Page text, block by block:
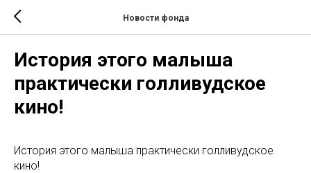
Новости фонда
История этого малыша
практически голливудское
кино!
История этого малыша практически голливудское
кино!